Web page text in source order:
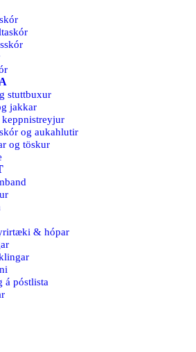
stuttbuxur
jakkar
og aukahlutir
og töskur
& hópar
á póstlista